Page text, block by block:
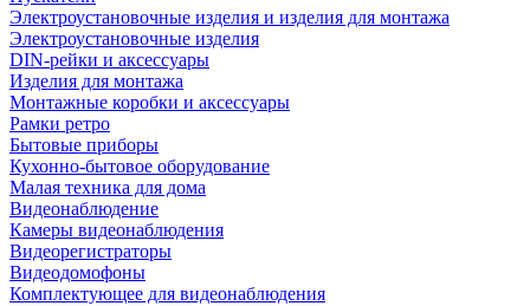
Электроустановочные изделия и изделия для монтажа
Электроустановочные изделия
DIN-рейки и аксессуары
Изделия для монтажа
Монтажные коробки и аксессуары
Рамки ретро
Бытовые приборы
Кухонно-бытовое оборудование
Малая техника для дома
Видеонаблюдение
Камеры видеонаблюдения
Видеорегистраторы
Видеодомофоны
Комплектующее для видеонаблюдения